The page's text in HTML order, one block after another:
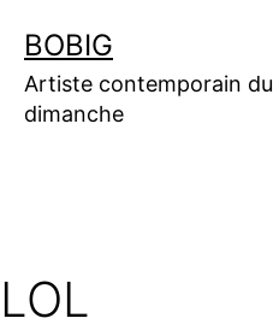
contenu
BOBIG
Artiste contemporain du
dimanche
LOL